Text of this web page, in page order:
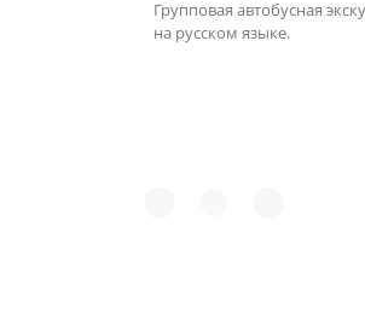
Групповая автобусная
на русском языке.